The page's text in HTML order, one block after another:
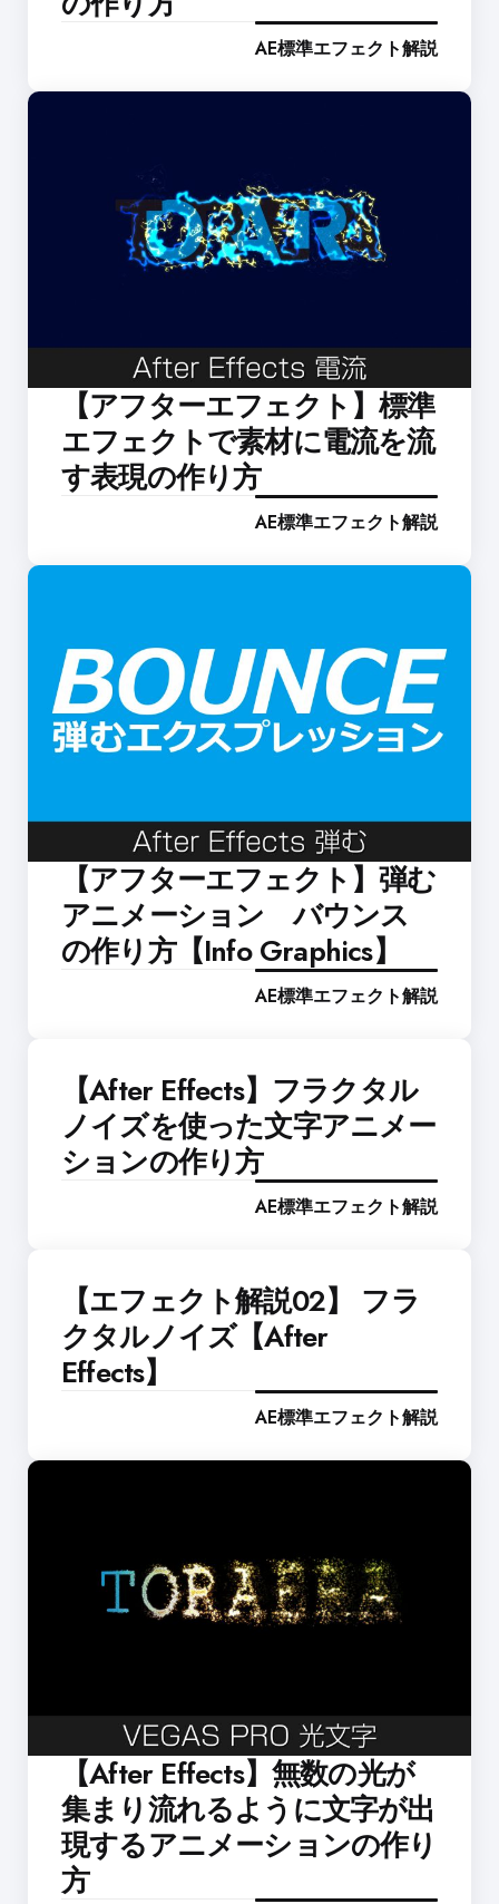
AE標準エフェクト解説
【アフターエフェクト】標準
エフェクトで素材に電流を流
す表現の作り方
AE標準エフェクト解説
【アフターエフェクト】弾む
アニメーション バウンス
の作り方【Info Graphics】
AE標準エフェクト解説
【After Effects】フラクタル
ノイズを使った文字アニメー
ションの作り方
AE標準エフェクト解説
【エフェクト解説02】 フラ
クタルノイズ【After
Effects】
AE標準エフェクト解説
【After Effects】無数の光が
集まり流れるように文字が出
現するアニメーションの作り
方